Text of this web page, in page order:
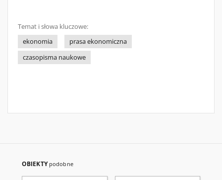
Temat i słowa kluczowe:
ekonomia
prasa ekonomiczna
czasopisma naukowe
OBIEKTY podobne